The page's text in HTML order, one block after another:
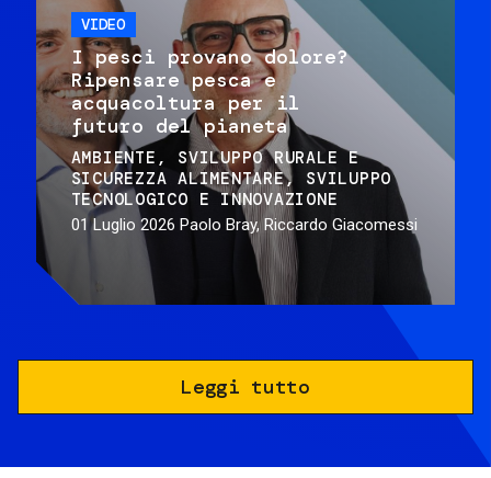
VIDEO
I pesci provano dolore?
Ripensare pesca e
acquacoltura per il
futuro del pianeta
AMBIENTE
SVILUPPO RURALE E
SICUREZZA ALIMENTARE
SVILUPPO
TECNOLOGICO E INNOVAZIONE
01 Luglio 2026 Paolo Bray, Riccardo Giacomessi
Leggi tutto